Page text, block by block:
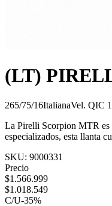
(LT)
265/75/16ItalianaVel. QIC
La Pirelli Scorpion MTR es
especializados, esta llanta
SKU: 9000331
Precio
$1.566.999
$1.018.549
C/U-35%